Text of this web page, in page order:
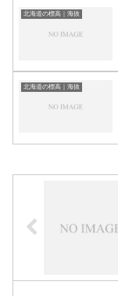
北海道の標高｜海抜
北海道の標高｜海抜